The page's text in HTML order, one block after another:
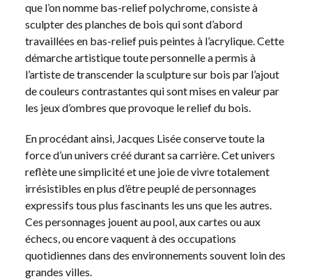
que l’on nomme bas-relief polychrome, consiste à
sculpter des planches de bois qui sont d’abord
travaillées en bas-relief puis peintes à l’acrylique. Cette
démarche artistique toute personnelle a permis à
l’artiste de transcender la sculpture sur bois par l’ajout
de couleurs contrastantes qui sont mises en valeur par
les jeux d’ombres que provoque le relief du bois.
En procédant ainsi, Jacques Lisée conserve toute la
force d’un univers créé durant sa carrière. Cet univers
reflète une simplicité et une joie de vivre totalement
irrésistibles en plus d’être peuplé de personnages
expressifs tous plus fascinants les uns que les autres.
Ces personnages jouent au pool, aux cartes ou aux
échecs, ou encore vaquent à des occupations
quotidiennes dans des environnements souvent loin des
grandes villes.